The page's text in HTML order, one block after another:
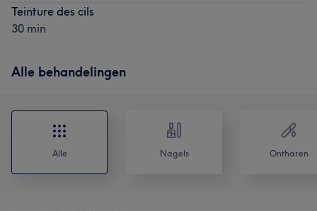
Teinture des cils
30 min
Alle behandelingen
Alle Nagels Ontharen